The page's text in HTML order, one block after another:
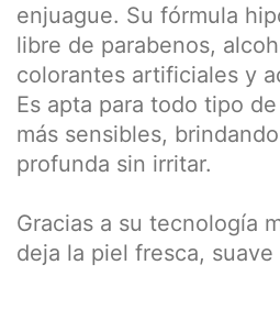
enjuague. Su fórmula
libre de parabenos,
colorantes artificiales y
Es apta para todo tipo
más sensibles,
profunda sin irritar.
Gracias a su tecnología
deja la piel fresca,